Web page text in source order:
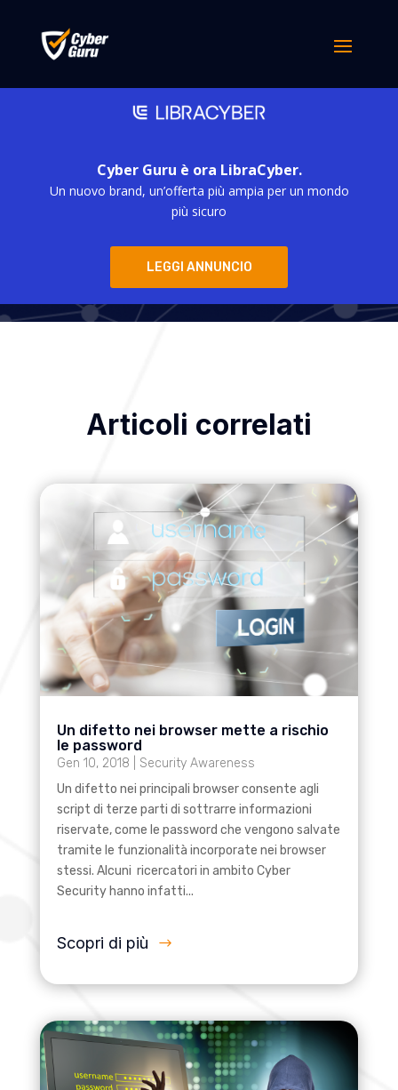
Cyber Guru è ora LibraCyber.
Un nuovo brand, un’offerta più ampia per un mondo
più sicuro
LEGGI ANNUNCIO
Cyber Guru
Articoli correlati
Un difetto nei browser mette a rischio
le password
Gen 10, 2018
Security Awareness
Un difetto nei principali browser consente agli
script di terze parti di sottrarre informazioni
riservate, come le password che vengono salvate
tramite le funzionalità incorporate nei browser
stessi. Alcuni ricercatori in ambito Cyber
Security hanno infatti...
Scopri di più